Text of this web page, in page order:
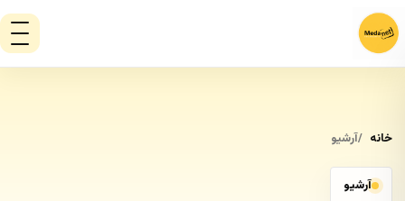
خانه آرشیو
آرشیو